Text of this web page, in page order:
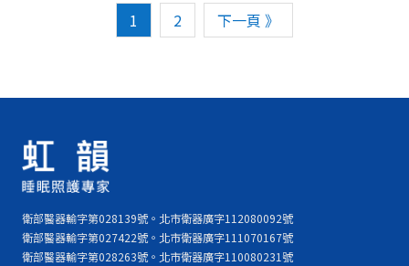
1 2 下一頁 》
衛部醫器輸字第028139號。北市衛器廣字112080092號
衛部醫器輸字第027422號。北市衛器廣字111070167號
衛部醫器輸字第028263號。北市衛器廣字110080231號